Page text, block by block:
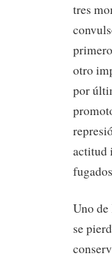
tres
otro
por
actitud
Uno
se